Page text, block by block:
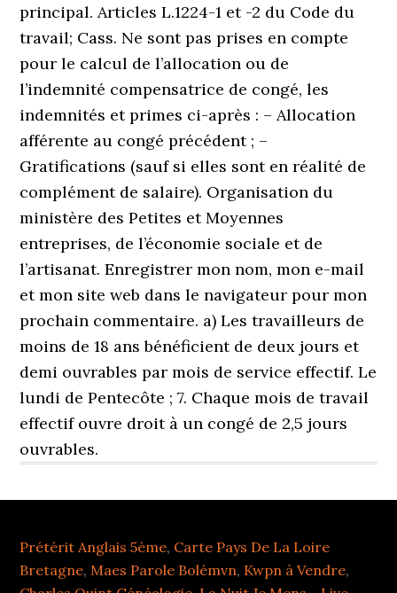
Prétérit Anglais 5ème, Carte Pays De La Loire
Bretagne,Maes Parole Bolémvn, Kwpn à Vendre,